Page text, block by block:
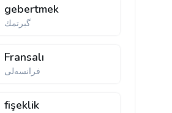
gebertmek
گبرتمك
Fransalı
فرانسه‌لی
fişeklik